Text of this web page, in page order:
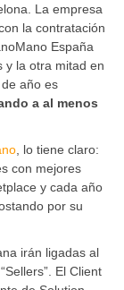
La empresa
la contratación
España
y la otra mitad en
año es
a al menos
, lo tiene claro:
con mejores
y cada año
por su
irán ligadas al
El Client